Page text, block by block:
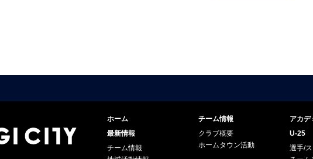
ホーム
最新情報
チーム情報
チーム情報
クラブ概要
ホームタウン活動
アカデ
U-25
選手/